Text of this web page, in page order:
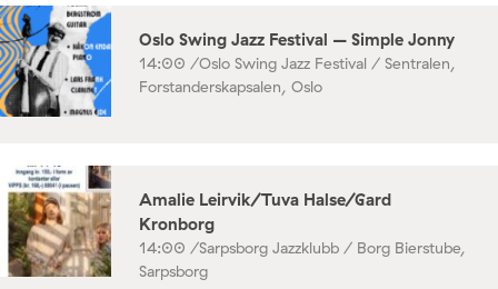
Oslo Swing Jazz Festival – Simple Jonny
14:00 /Oslo Swing Jazz Festival / Sentralen,
Forstanderskapsalen, Oslo
Amalie Leirvik/Tuva Halse/Gard
Kronborg
14:00 /Sarpsborg Jazzklubb / Borg Bierstube,
Sarpsborg